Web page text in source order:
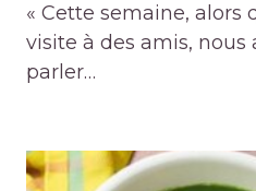
« Cette semaine, alors
visite à des amis, nous
parler…